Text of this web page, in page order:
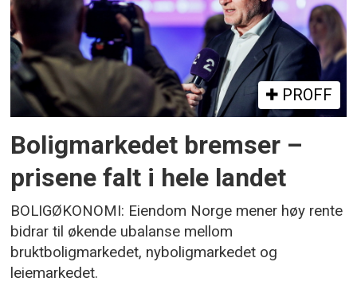
PROFF
Boligmarkedet bremser –
prisene falt i hele landet
BOLIGØKONOMI: Eiendom Norge mener høy rente
bidrar til økende ubalanse mellom
bruktboligmarkedet, nyboligmarkedet og
leiemarkedet.